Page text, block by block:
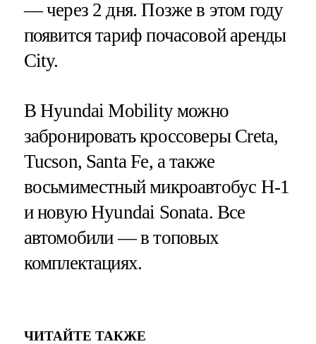
— через 2 дня. Позже в этом году
появится тариф почасовой аренды
City.
В Hyundai Mobility можно
забронировать кроссоверы Creta,
Tucson, Santa Fe, а также
восьмиместный микроавтобус H-1
и новую Hyundai Sonata. Все
автомобили — в топовых
комплектациях.
ЧИТАЙТЕ ТАКЖЕ